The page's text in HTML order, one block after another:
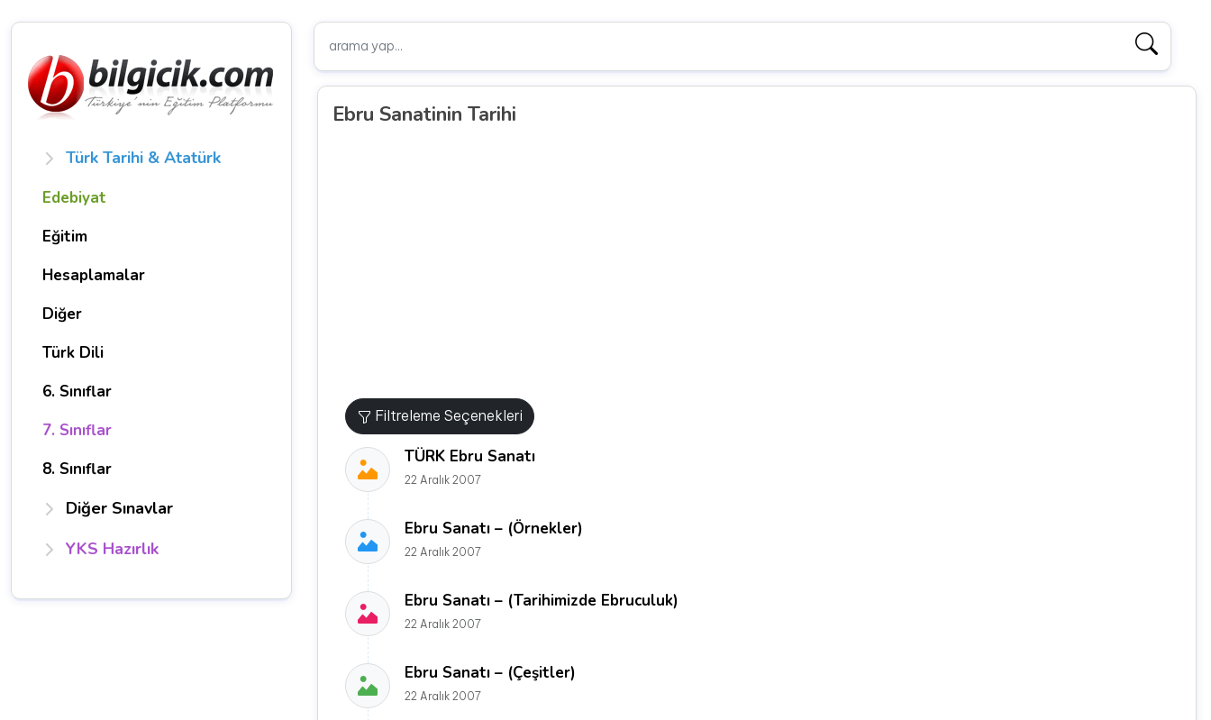
Türk Tarihi & Atatürk
Edebiyat
Eğitim
Hesaplamalar
Diğer
Türk Dili
6. Sınıflar
7. Sınıflar
8. Sınıflar
Diğer Sınavlar
YKS Hazırlık
Ebru Sanatinin Tarihi
Filtreleme Seçenekleri
TÜRK Ebru Sanatı
22 Aralık 2007
Ebru Sanatı – (Örnekler)
22 Aralık 2007
Ebru Sanatı – (Tarihimizde Ebruculuk)
22 Aralık 2007
Ebru Sanatı – (Çeşitler)
22 Aralık 2007